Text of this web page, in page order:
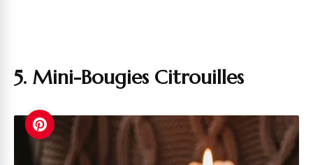
5. Mini-Bougies Citrouilles